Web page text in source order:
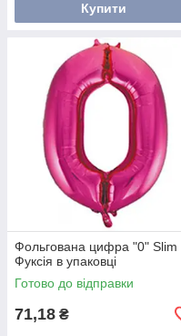
Купити
Фольгована цифра "0" Slim
Фуксія в упаковці
Готово до відправки
71,18 ₴